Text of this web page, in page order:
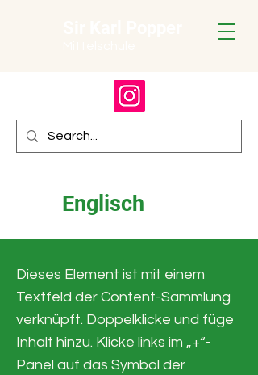
Englisch
Dieses Element ist mit einem
Textfeld der Content-Sammlung
verknüpft. Doppelklicke und füge
Inhalt hinzu. Klicke links im „+“-
Panel auf das Symbol der